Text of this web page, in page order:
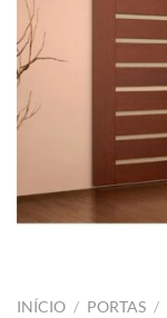
INÍCIO / PORTAS /